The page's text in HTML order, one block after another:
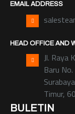
EMAIL ADDRESS
HEAD OFFICE AND
Jl. Raya
Baru
Timur,
BULETIN